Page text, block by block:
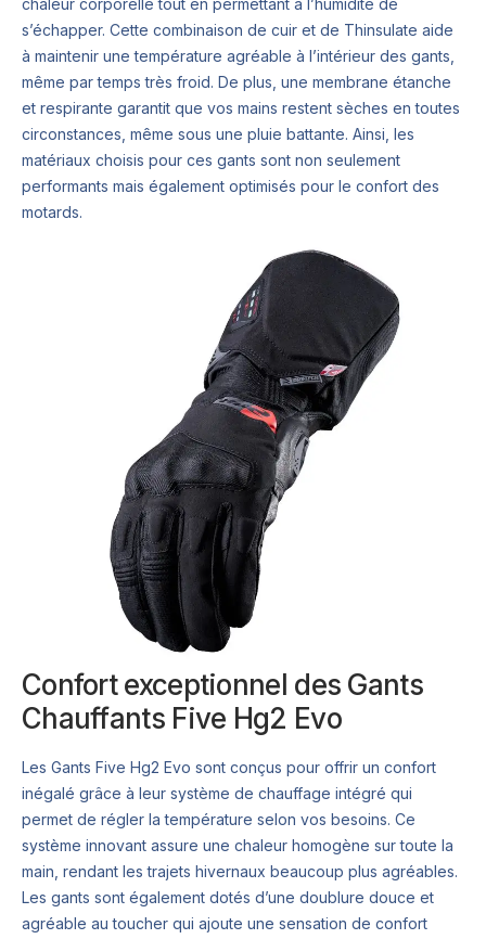
chaleur corporelle tout en permettant à l’humidité de
s’échapper. Cette combinaison de cuir et de Thinsulate aide
à maintenir une température agréable à l’intérieur des gants,
même par temps très froid. De plus, une membrane étanche
et respirante garantit que vos mains restent sèches en toutes
circonstances, même sous une pluie battante. Ainsi, les
matériaux choisis pour ces gants sont non seulement
performants mais également optimisés pour le confort des
motards.
Confort exceptionnel des Gants
Chauffants Five Hg2 Evo
Les Gants Five Hg2 Evo sont conçus pour offrir un confort
inégalé grâce à leur système de chauffage intégré qui
permet de régler la température selon vos besoins. Ce
système innovant assure une chaleur homogène sur toute la
main, rendant les trajets hivernaux beaucoup plus agréables.
Les gants sont également dotés d’une doublure douce et
agréable au toucher qui ajoute une sensation de confort